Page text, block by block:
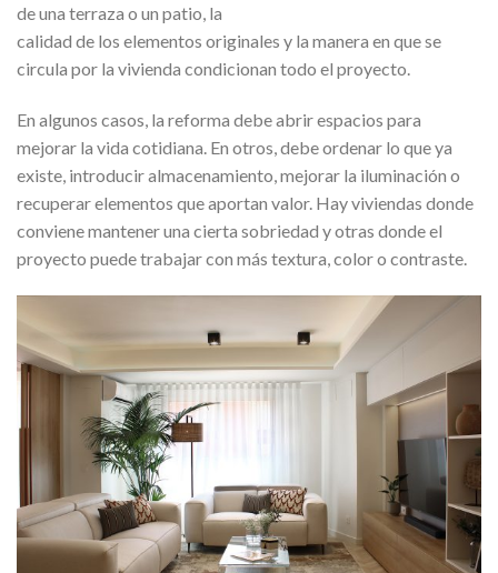
de una terraza o un patio, la
calidad de los elementos originales y la manera en que se
circula por la vivienda condicionan todo el proyecto.
En algunos casos, la reforma debe abrir espacios para
mejorar la vida cotidiana. En otros, debe ordenar lo que ya
existe, introducir almacenamiento, mejorar la iluminación o
recuperar elementos que aportan valor. Hay viviendas donde
conviene mantener una cierta sobriedad y otras donde el
proyecto puede trabajar con más textura, color o contraste.